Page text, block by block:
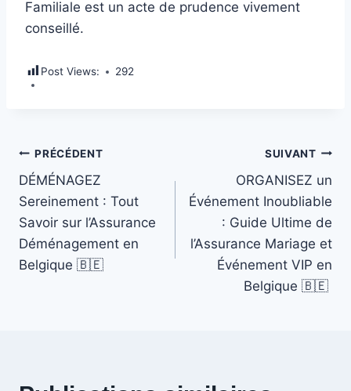
Familiale est un acte de prudence vivement
conseillé.
Post Views: 292
Navigation
de
l’article
PRÉCÉDENT
DÉMÉNAGEZ
Sereinement : Tout
Savoir sur l’Assurance
Déménagement en
Belgique 🇧🇪
SUIVANT
ORGANISEZ un
Événement Inoubliable
: Guide Ultime de
l’Assurance Mariage et
Événement VIP en
Belgique 🇧🇪 ️